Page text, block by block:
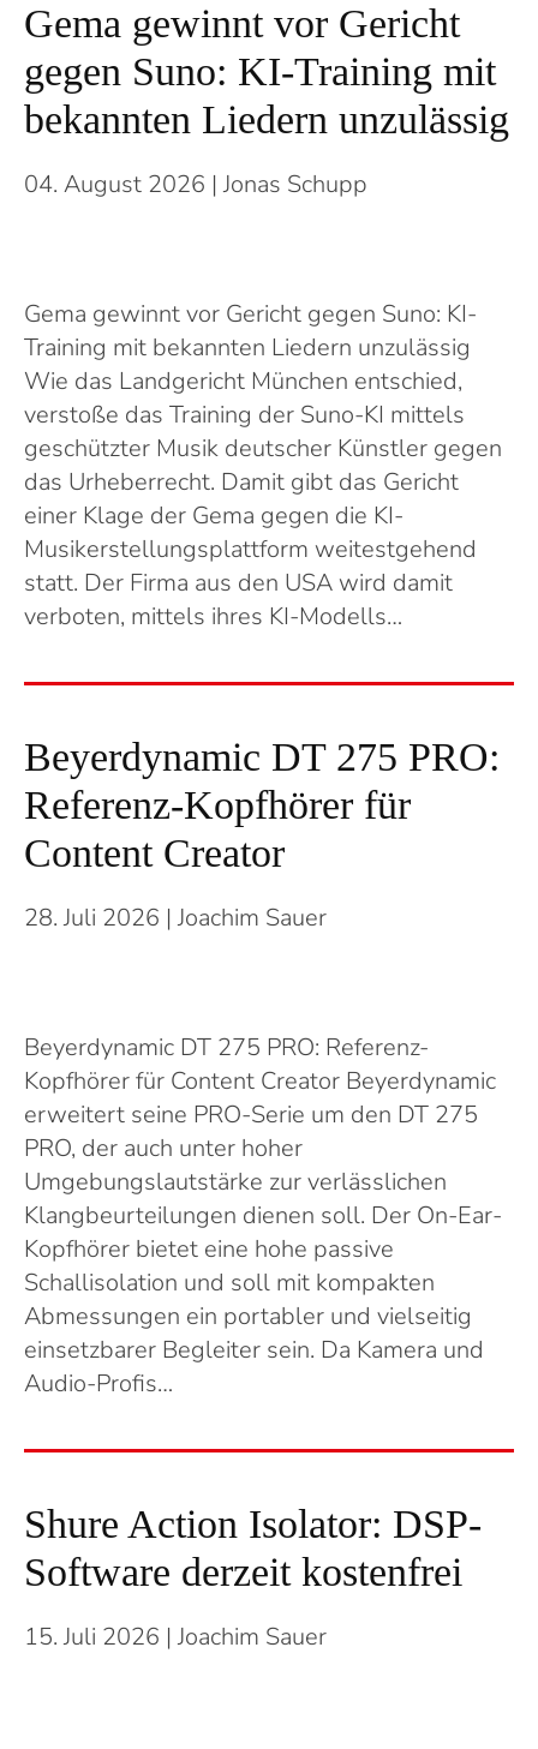
Gema gewinnt vor Gericht
gegen Suno: KI-Training mit
bekannten Liedern unzulässig
04. August 2026 | Jonas Schupp
Gema gewinnt vor Gericht gegen Suno: KI-
Training mit bekannten Liedern unzulässig
Wie das Landgericht München entschied,
verstoße das Training der Suno-KI mittels
geschützter Musik deutscher Künstler gegen
das Urheberrecht. Damit gibt das Gericht
einer Klage der Gema gegen die KI-
Musikerstellungsplattform weitestgehend
statt. Der Firma aus den USA wird damit
verboten, mittels ihres KI-Modells…
Beyerdynamic DT 275 PRO:
Referenz-Kopfhörer für
Content Creator
28. Juli 2026 | Joachim Sauer
Beyerdynamic DT 275 PRO: Referenz-
Kopfhörer für Content Creator Beyerdynamic
erweitert seine PRO-Serie um den DT 275
PRO, der auch unter hoher
Umgebungslautstärke zur verlässlichen
Klangbeurteilungen dienen soll. Der On-Ear-
Kopfhörer bietet eine hohe passive
Schallisolation und soll mit kompakten
Abmessungen ein portabler und vielseitig
einsetzbarer Begleiter sein. Da Kamera und
Audio-Profis…
Shure Action Isolator: DSP-
Software derzeit kostenfrei
15. Juli 2026 | Joachim Sauer